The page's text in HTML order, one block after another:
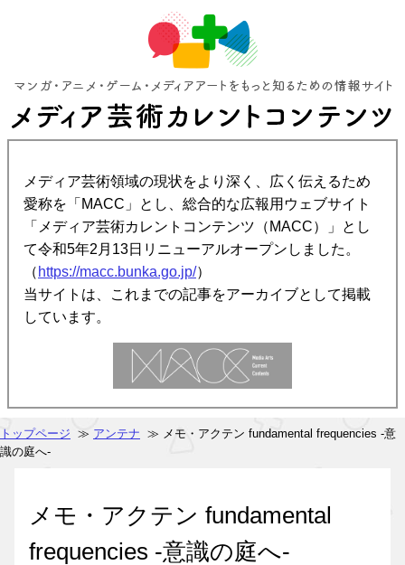
メディア芸術領域の現状をより深く、広く伝えるため
愛称を「MACC」とし、総合的な広報用ウェブサイト
「メディア芸術カレントコンテンツ（MACC）」とし
て令和5年2月13日リニューアルオープンしました。
（ https://macc.bunka.go.jp/）
当サイトは、これまでの記事をアーカイブとして掲載
しています。
トップページ ≫ アンテナ ≫ メモ・アクテン fundamental frequencies -意
識の庭へ-
メモ・アクテン fundamental
frequencies -意識の庭へ-